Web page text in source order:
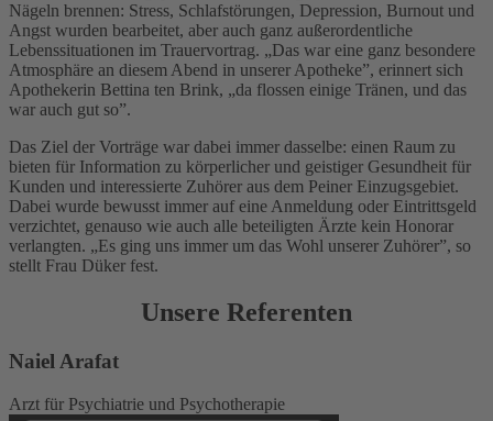
Nägeln brennen: Stress, Schlafstörungen, Depression, Burnout und
Angst wurden bearbeitet, aber auch ganz außerordentliche
Lebenssituationen im Trauervortrag. „Das war eine ganz besondere
Atmosphäre an diesem Abend in unserer Apotheke”, erinnert sich
Apothekerin Bettina ten Brink, „da flossen einige Tränen, und das
war auch gut so”.
Das Ziel der Vorträge war dabei immer dasselbe: einen Raum zu
bieten für Information zu körperlicher und geistiger Gesundheit für
Kunden und interessierte Zuhörer aus dem Peiner Einzugsgebiet.
Dabei wurde bewusst immer auf eine Anmeldung oder Eintrittsgeld
verzichtet, genauso wie auch alle beteiligten Ärzte kein Honorar
verlangten. „Es ging uns immer um das Wohl unserer Zuhörer”, so
stellt Frau Düker fest.
Unsere Referenten
Naiel Arafat
Arzt für Psychiatrie und Psychotherapie